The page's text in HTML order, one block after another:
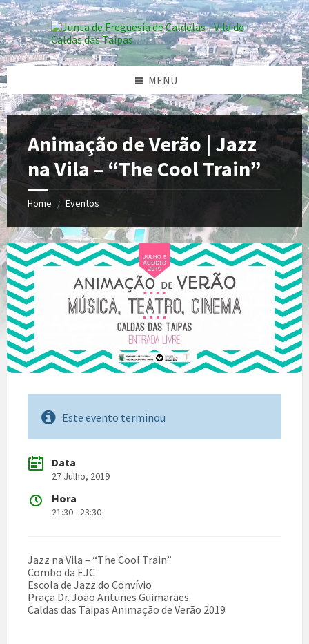
Skip
to
content
Skip
to
left
sidebar
Skip
to
footer
MENU
Animação de Verão | Jazz
na Vila – “The Cool Train”
Home / Eventos
Este evento terminou
Data
27 Julho, 2019
Hora
21:30 - 23:30
Jazz na Vila – “The Cool Train”
Combo da EJC
Escola de Jazz do Convívio
Praça Dr. João Antunes Guimarães
Caldas das Taipas Animação de Verão 2019